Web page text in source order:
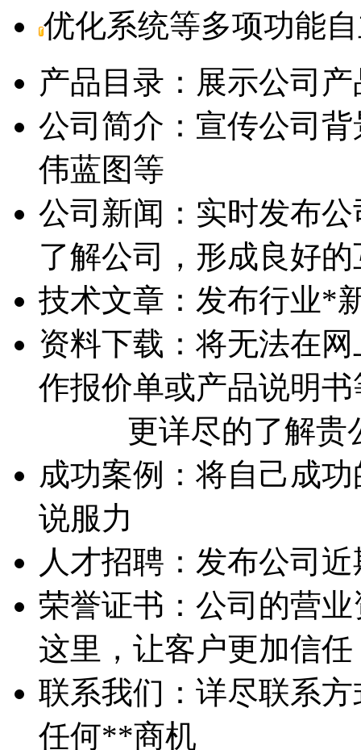
优化系统等多项功能
产品目录： 展示公司
公司简介： 宣传公司
伟蓝图等
公司新闻： 实时发布
了解公司，形成良好
技术文章： 发布行业*
资料下载： 将无法在网
作报价单或产品说明
更详尽的了解贵
成功案例： 将自己成
说服力
人才招聘： 发布公司
荣誉证书： 公司的营
这里，让客户更加信任
联系我们： 详尽联系
任何**商机